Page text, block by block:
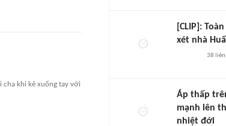
cha khi kẻ xuống tay với
[CLIP]:
xét nhà
38
Áp thấp
mạnh lên
nhiệt đới